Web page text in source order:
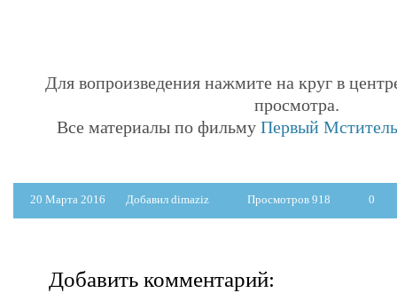
Для вопроизведения нажмите на круг в
просмотра.
Все материалы по фильмуПервый
20 Марта 2016 Добавил dimaziz Просмотров 918 0
Добавить комментарий: